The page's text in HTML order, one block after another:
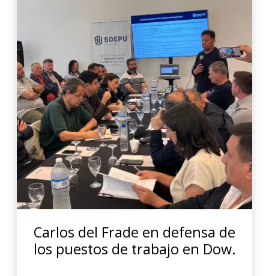
Carlos del Frade en defensa de
los puestos de trabajo en Dow.